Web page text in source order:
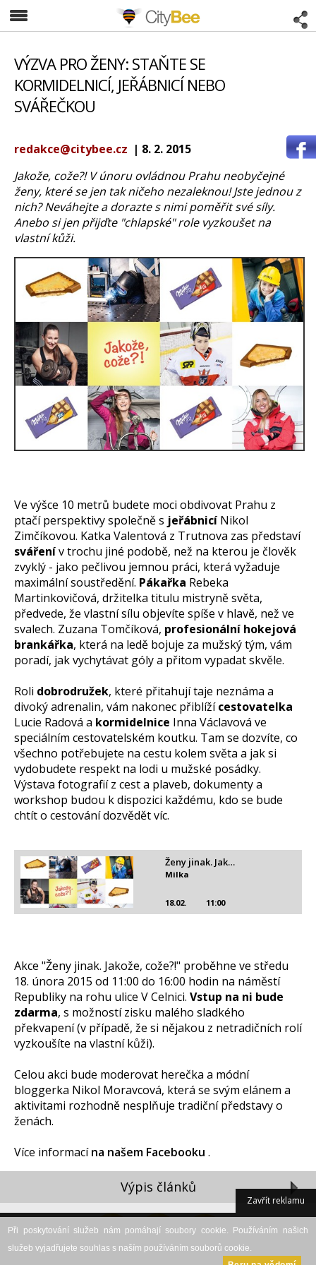
Při poskytování služeb nám pomáhají soubory cookie. Používáním našich
služeb vyjadřujete souhlas s naším používáním souborů cookie.
Zavřít reklamu
CityBee
VÝZVA PRO ŽENY: STAŇTE SE
KORMIDELNICÍ, JEŘÁBNICÍ NEBO
SVÁŘEČKOU
redakce@citybee.cz | 8. 2. 2015
Jakože, cože?! V únoru ovládnou Prahu neobyčejné
ženy, které se jen tak ničeho nezaleknou! Jste jednou z
nich? Neváhejte a dorazte s nimi poměřit své síly.
Anebo si jen přijďte "chlapské" role vyzkoušet na
vlastní kůži.
Ve výšce 10 metrů budete moci obdivovat Prahu z
ptačí perspektivy společně s jeřábnicí Nikol
Zimčíkovou. Katka Valentová z Trutnova zas představí
svářenív trochu jiné podobě, než na kterou je člověk
zvyklý - jako pečlivou jemnou práci, která vyžaduje
maximální soustředění. Pákařka Rebeka
Martinkovičová, držitelka titulu mistryně světa,
předvede, že vlastní sílu objevíte spíše v hlavě, než ve
svalech. Zuzana Tomčíková, profesionální hokejová
brankářka, která na ledě bojuje za mužský tým, vám
poradí, jak vychytávat góly a přitom vypadat skvěle.
Roli dobrodružek, které přitahují taje neznáma a
divoký adrenalin, vám nakonec přiblížícestovatelka
Lucie Radová a kormidelnice Inna Václavová ve
speciálním cestovatelském koutku. Tam se dozvíte, co
všechno potřebujete na cestu kolem světa a jak si
vydobudete respekt na lodi u mužské posádky.
Výstava fotografií z cest a plaveb, dokumenty a
workshop budou k dispozici každému, kdo se bude
chtít o cestování dozvědět víc.
Ženy jinak. Jak…
18.02. 11:00
Milka
Akce "Ženy jinak. Jakože, cože?!" proběhne ve středu
18. února 2015 od 11:00 do 16:00 hodin na náměstí
Republiky na rohu ulice V Celnici. Vstup na ni bude
zdarma, s možností zisku malého sladkého
překvapení (v případě, že si nějakou z netradičních rolí
vyzkoušíte na vlastní kůži).
Celou akci bude moderovat herečka a módní
bloggerka Nikol Moravcová, která se svým elánem a
aktivitami rozhodně nesplňuje tradiční představy o
ženách.
Více informacína našem Facebooku .
Výpis článků